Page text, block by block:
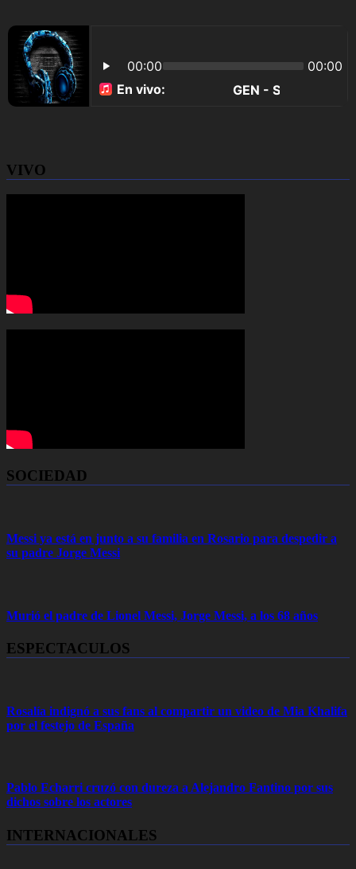
VIVO
SOCIEDAD
Messi ya está en junto a su familia en Rosario para despedir a
su padre Jorge Messi
Murió el padre de Lionel Messi, Jorge Messi, a los 68 años
ESPECTACULOS
Rosalía indignó a sus fans al compartir un video de Mia Khalifa
por el festejo de España
Pablo Echarri cruzó con dureza a Alejandro Fantino por sus
dichos sobre los actores
INTERNACIONALES